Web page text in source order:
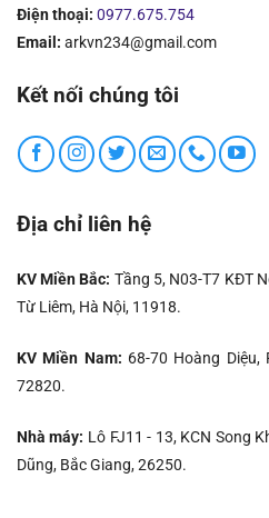
Điện thoại: 0977.675.754
Email: arkvn234@gmail.com
Kết nối chúng tôi
Địa chỉ liên hệ
KV Miền Bắc: Tầng 5, N03-T7 KĐT
Từ Liêm, Hà Nội, 11918.
KV Miền Nam: 68-70 Hoàng Diệu,
72820.
Nhà máy: Lô FJ11 - 13, KCN Song
Dũng, Bắc Giang, 26250.